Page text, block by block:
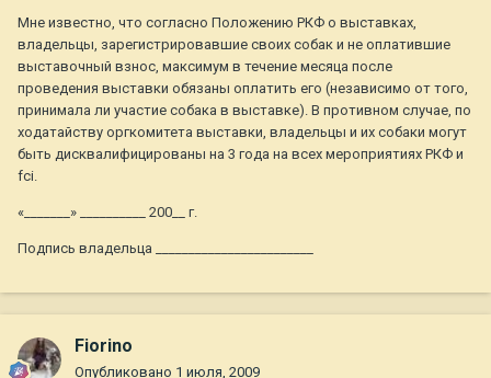
Мне известно, что согласно Положению РКФ о выставках,
владельцы, зарегистрировавшие своих собак и не оплатившие
выставочный взнос, максимум в течение месяца после
проведения выставки обязаны оплатить его (независимо от того,
принимала ли участие собака в выставке). В противном случае, по
ходатайству оргкомитета выставки, владельцы и их собаки могут
быть дисквалифицированы на 3 года на всех мероприятиях РКФ и
fci.
«_______» __________ 200__ г.
Подпись владельца ________________________
Fiorino
Опубликовано 1 июля, 2009